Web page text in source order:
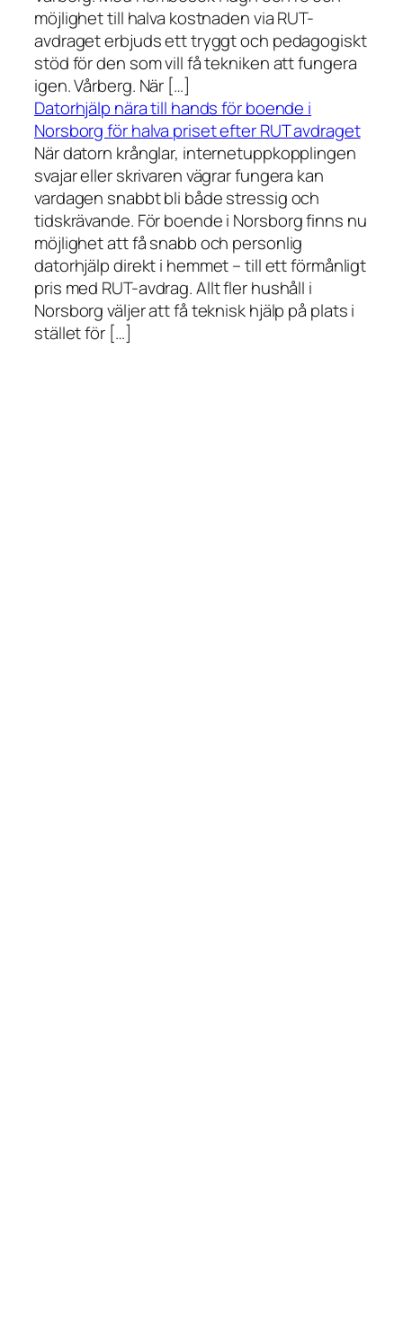
möjlighet till halva kostnaden via RUT-
avdraget erbjuds ett tryggt och pedagogiskt
stöd för den som vill få tekniken att fungera
igen. Vårberg. När […]
Datorhjälp nära till hands för boende i
Norsborg för halva priset efter RUT avdraget
När datorn krånglar, internetuppkopplingen
svajar eller skrivaren vägrar fungera kan
vardagen snabbt bli både stressig och
tidskrävande. För boende i Norsborg finns nu
möjlighet att få snabb och personlig
datorhjälp direkt i hemmet – till ett förmånligt
pris med RUT-avdrag. Allt fler hushåll i
Norsborg väljer att få teknisk hjälp på plats i
stället för […]